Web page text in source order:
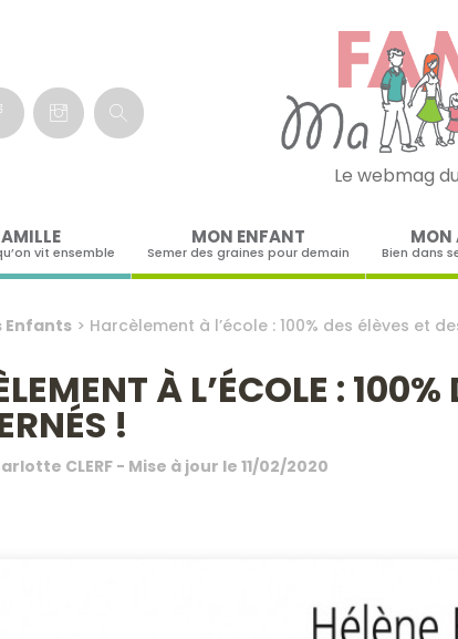
Le webmag
vit ensemble
MON ENFANT
Semer des graines pour demain
MON
Bien dans
Enfants> Harcèlement à l’école : 100% des élèves et
À L’ÉCOLE : 100%
!
CLERF- Mise à jour le 11/02/2020